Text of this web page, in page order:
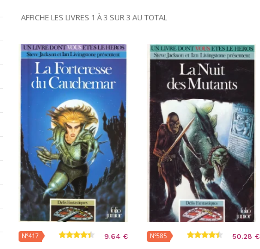
AFFICHE LES LIVRES 1 À 3 SUR 3 AU TOTAL
N°417 9.64 € N°585 50.28 €